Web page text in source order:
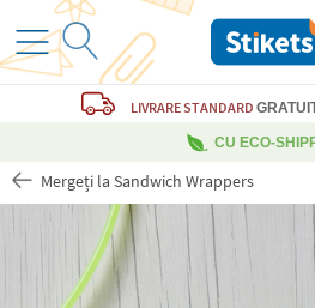
LIVRARE STANDARD
CU ECO-
Mergeți la Sandwich Wrappers